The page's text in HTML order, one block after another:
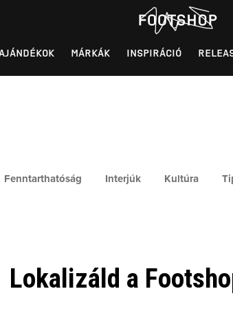
MÁRKÁK INSPIRÁCIÓ
Fenntarthatóság Interjúk Kultúra
Lokalizáld a